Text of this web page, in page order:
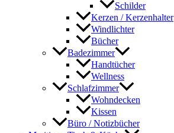
Schilder
Kerzen / Kerzenhalter
Windlichter
Bücher
Badezimmer
Handtücher
Wellness
Schlafzimmer
Wohndecken
Kissen
Büro / Notizbücher